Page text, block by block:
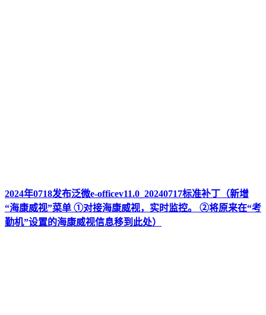
2024年0718发布泛微e-officev11.0_20240717标准补丁（新增
“海康威视”菜单 ①对接海康威视，实时监控。 ②将原来在“考
勤机”设置的海康威视信息移到此处）